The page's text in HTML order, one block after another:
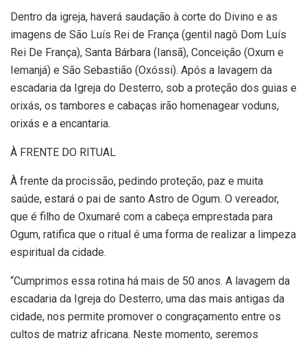
Dentro da igreja, haverá saudação à corte do Divino e as
imagens de São Luís Rei de França (gentil nagô Dom Luís
Rei De França), Santa Bárbara (Iansã), Conceição (Oxum e
Iemanjá) e São Sebastião (Oxóssi). Após a lavagem da
escadaria da Igreja do Desterro, sob a proteção dos guias e
orixás, os tambores e cabaças irão homenagear voduns,
orixás e a encantaria.
À FRENTE DO RITUAL
À frente da procissão, pedindo proteção, paz e muita
saúde, estará o pai de santo Astro de Ogum. O vereador,
que é filho de Oxumaré com a cabeça emprestada para
Ogum, ratifica que o ritual é uma forma de realizar a limpeza
espiritual da cidade.
“Cumprimos essa rotina há mais de 50 anos. A lavagem da
escadaria da Igreja do Desterro, uma das mais antigas da
cidade, nos permite promover o congraçamento entre os
cultos de matriz africana. Neste momento, seremos